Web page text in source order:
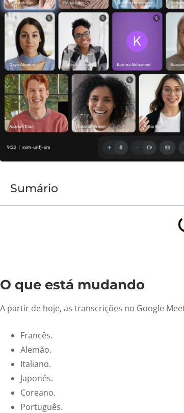
Sumário
O que está mudando
A partir de hoje, as transcrições no Google
Francês.
Alemão.
Italiano.
Japonês.
Coreano.
Português.